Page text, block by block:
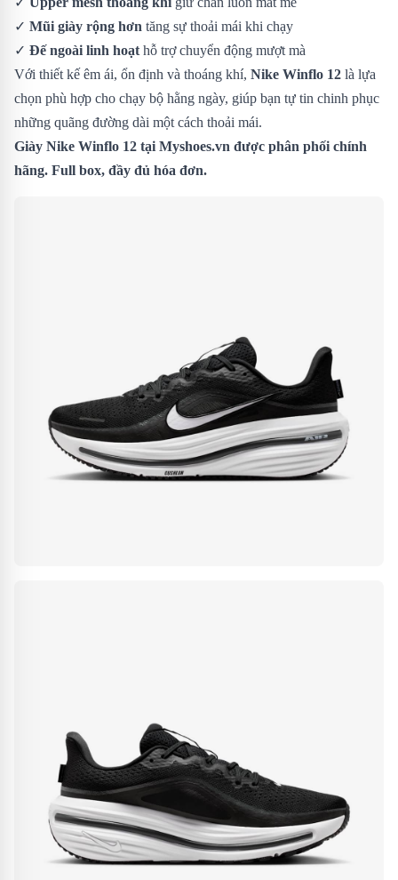
✓ Mũi giày rộng hơn tăng sự thoải mái khi chạy
✓ Đế ngoài linh hoạt hỗ trợ chuyển động mượt mà
Với thiết kế êm ái, ổn định và thoáng khí, Nike Winflo 12 là lựa
chọn phù hợp cho chạy bộ hằng ngày, giúp bạn tự tin chinh phục
những quãng đường dài một cách thoải mái.
Giày Nike Winflo 12 tại Myshoes.vn được phân phối chính
hãng. Full box, đầy đủ hóa đơn.